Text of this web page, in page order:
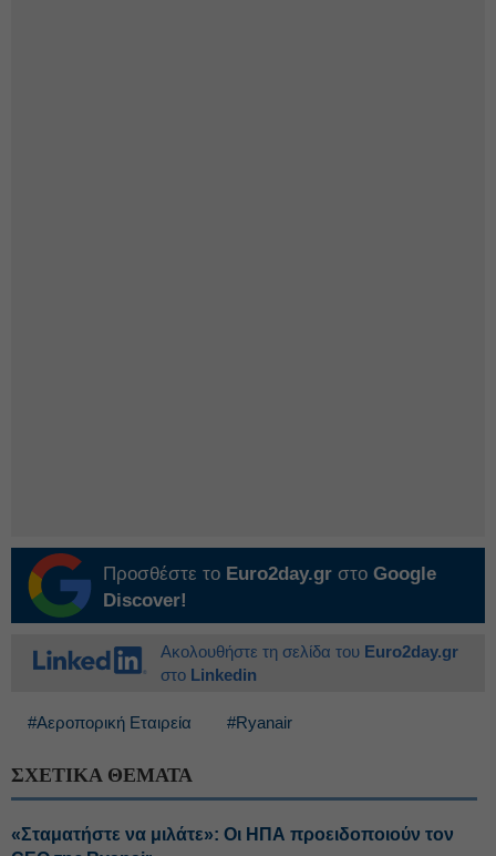
Προσθέστε το Euro2day.gr στο Google
Discover!
Ακολουθήστε τη σελίδα του Euro2day.gr
στο Linkedin
#Αεροπορική Εταιρεία #Ryanair
ΣΧΕΤΙΚΑ ΘΕΜΑΤΑ
«Σταματήστε να μιλάτε»: Οι ΗΠΑ προειδοποιούν τον